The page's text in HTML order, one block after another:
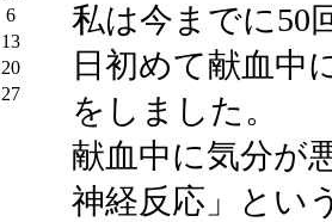
私は今までに50
日初めて献血中
をしました。
献血中に気分が
神経反応」とい
6
13
20
27